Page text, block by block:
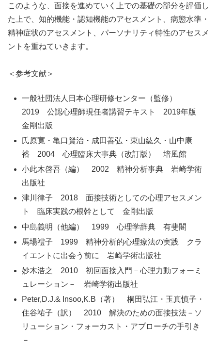
このような、面接を進めていく上での基礎の部分を評価し
た上で、知的機能・認知機能のアセスメント、病態水準・
精神症状のアセスメント、パーソナリティ特性のアセスメ
ントを重ねていきます。
＜参考文献＞
一般社団法人日本心理研修センター（監修）
2019 公認心理師現任者講習テキスト 2019年版
金剛出版
氏原寛・亀口賢治・成田善弘・東山紘久・山中康
裕 2004 心理臨床大事典（改訂版） 培風館
小此木啓吾（編） 2002 精神分析事典 岩崎学術
出版社
津川律子 2018 面接技術としての心理アセスメン
ト 臨床実践の根幹として 金剛出版
中島義明（他編） 1999 心理学辞典 有斐閣
馬場禮子 1999 精神分析的心理療法の実践 クラ
イエントに出会う前に 岩崎学術出版社
妙木浩之 2010 初回面接入門－心理力動フォーミ
ュレーション－ 岩崎学術出版社
Peter,D.J.& Insoo,K.B（著） 桐田弘江・玉真慎子・
住谷祐子（訳） 2010 解決のための面接技法－ソ
リューション・フォーカスト・アプローチの手引き
－